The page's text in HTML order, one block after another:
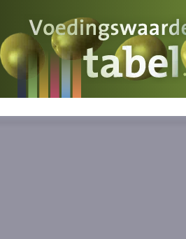
Voedingswaarde
Wat is wat?